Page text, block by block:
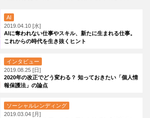
AI
2019.04.10 [水]
AIに奪われない仕事やスキル、新たに生まれる仕事。
これからの時代を生き抜くヒント
インタビュー
2019.08.25 [日]
2020年の改正でどう変わる？ 知っておきたい「個人情
報保護法」の論点
ソーシャルレンディング
2019.03.04 [月]